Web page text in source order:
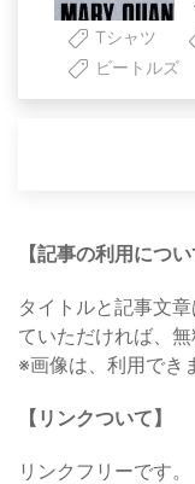
Tシャツ
ビートルズ
【記事の利用につい
タイトルと記事文
ていただければ、無
※画像は、利用でき
【リンクついて】
リンクフリーです。